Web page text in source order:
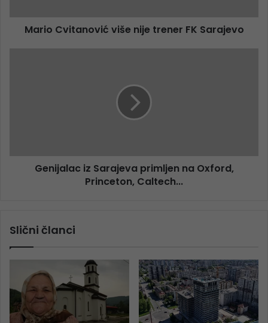
Mario Cvitanović više nije trener FK Sarajevo
Genijalac iz Sarajeva primljen na Oxford,
Princeton, Caltech...
Slični članci